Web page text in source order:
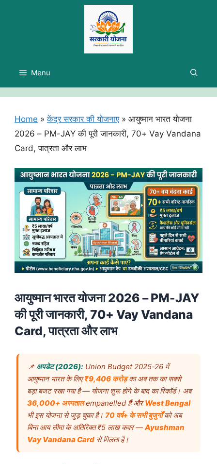
Menu
Home »केंद्र सरकार की योजनाए» आयुष्मान भारत योजना
2026 – PM-JAY की पूरी जानकारी, 70+ Vay Vandana
Card, पात्रता और लाभ
आयुष्मान भारत योजना 2026 – PM-JAY
की पूरी जानकारी, 70+ Vay Vandana
Card, पात्रता और लाभ
📌 अपडेट (2026): Union Budget 2025-26 में
आयुष्मान भारत के लिए₹9,406 करोड़का अब तक का सबसे
बड़ा बजट रखा गया है — योजना शुरू होने के बाद का रिकॉर्ड। अब
36,000+ अस्पतालempanelled हैं औरWest Bengal
भी इस योजना से जुड़ चुका है। 70 वर्ष+ के सभी बुजुर्गोंको अब
बिना आय सीमा के अतिरिक्त ₹5 लाख कवर —Ayushman
Vay Vandana Card से मिलता है।